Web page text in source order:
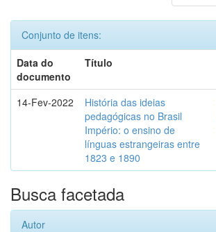
Conjunto de itens:
Data do
documento
Título
14-Fev-2022
História das ideias
pedagógicas no Brasil
Império: o ensino de
línguas estrangeiras entre
1823 e 1890
Busca facetada
Autor